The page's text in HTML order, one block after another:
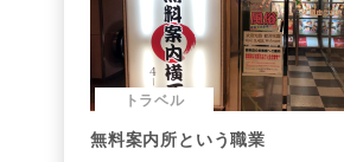
トラベル
無料案内所という職業